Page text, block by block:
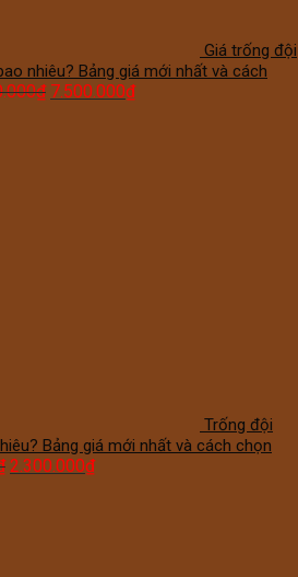
Giá trống đội
nhiêu? Bảng giá mới nhất và cách
₫ 7.500.000₫
Trống đội
Bảng giá mới nhất và cách chọn
2.300.000₫